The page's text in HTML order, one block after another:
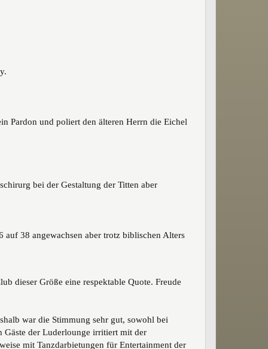
Pardon und poliert den älteren Herrn die Eichel
bei der Gestaltung der Titten aber
38 angewachsen aber trotz biblischen Alters
dieser Größe eine respektable Quote. Freude
war die Stimmung sehr gut, sowohl bei
Gäste der Luderlounge irritiert mit der
mit Tanzdarbietungen für Entertainment der